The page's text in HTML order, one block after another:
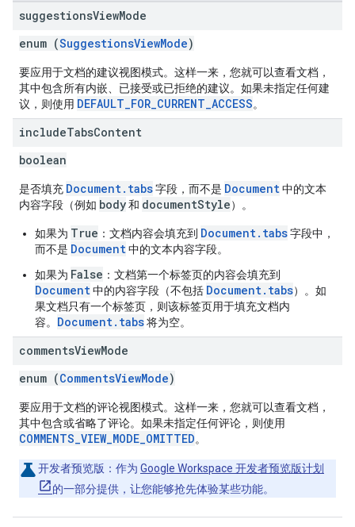
suggestionsViewMode
enum (SuggestionsViewMode)
要应用于文档的建议视图模式。这样一来，您就可以查看文档，
其中包含所有内嵌、已接受或已拒绝的建议。如果未指定任何建
议，则使用 DEFAULT_FOR_CURRENT_ACCESS。
includeTabsContent
boolean
是否填充 Document.tabs字段，而不是 Document中的文本
内容字段（例如 body和 documentStyle）。
如果为 True ：文档内容会填充到 Document.tabs字段中，
而不是 Document中的文本内容字段。
如果为 False ：文档第一个标签页的内容会填充到
Document中的内容字段（不包括 Document.tabs）。如
果文档只有一个标签页，则该标签页用于填充文档内
容。 Document.tabs将为空。
commentsViewMode
enum (CommentsViewMode)
要应用于文档的评论视图模式。这样一来，您就可以查看文档，
其中包含或省略了评论。如果未指定任何评论，则使用
COMMENTS_VIEW_MODE_OMITTED。
开发者预览版 ：作为 Google Workspace 开发者预览版计划
的一部分提供，让您能够抢先体验某些功能。